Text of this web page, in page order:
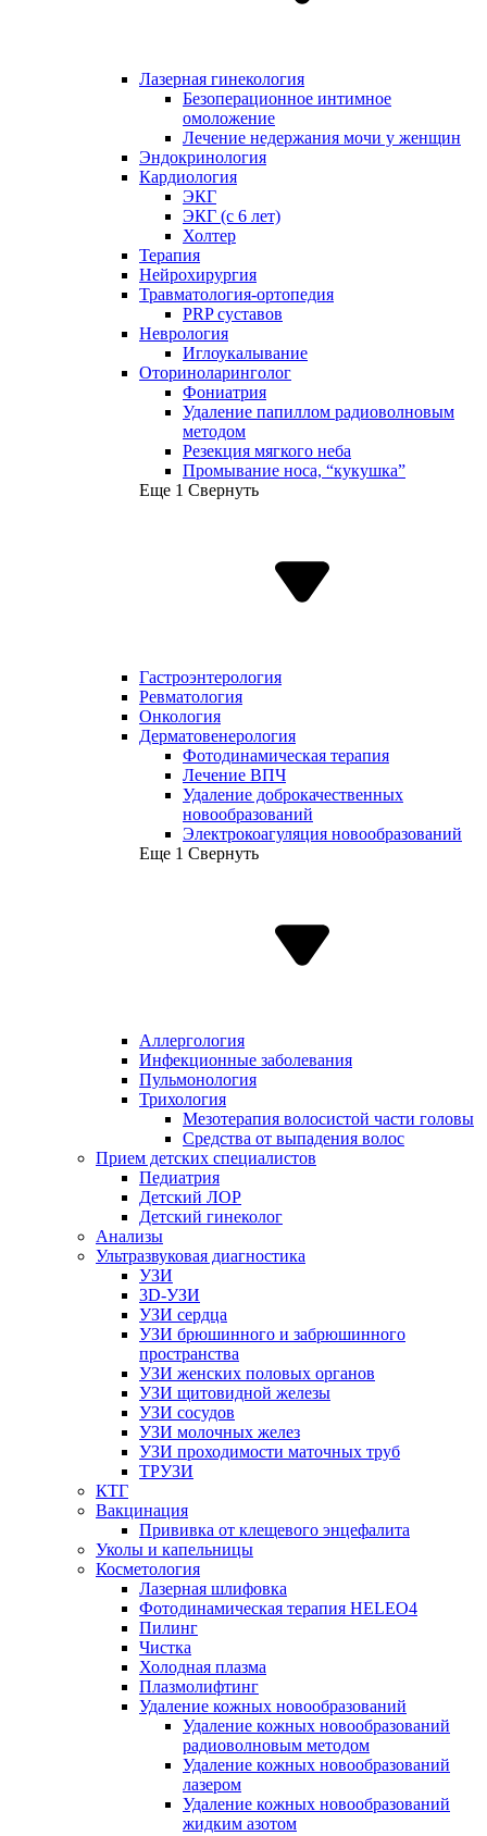
Лазерная гинекология
Безоперационное интимное
омоложение
Лечение недержания мочи у женщин
Эндокринология
Кардиология
ЭКГ
ЭКГ (с 6 лет)
Холтер
Терапия
Нейрохирургия
Травматология-ортопедия
PRP суставов
Неврология
Иглоукалывание
Оториноларинголог
Фониатрия
Удаление папиллом радиоволновым
методом
Резекция мягкого неба
Промывание носа, “кукушка”
Еще 1 Свернуть
Гастроэнтерология
Ревматология
Онкология
Дерматовенерология
Фотодинамическая терапия
Лечение ВПЧ
Удаление доброкачественных
новообразований
Электрокоагуляция новообразований
Еще 1 Свернуть
Аллергология
Инфекционные заболевания
Пульмонология
Трихология
Мезотерапия волосистой части головы
Средства от выпадения волос
Прием детских специалистов
Педиатрия
Детский ЛОР
Детский гинеколог
Анализы
Ультразвуковая диагностика
УЗИ
3D-УЗИ
УЗИ сердца
УЗИ брюшинного и забрюшинного
пространства
УЗИ женских половых органов
УЗИ щитовидной железы
УЗИ сосудов
УЗИ молочных желез
УЗИ проходимости маточных труб
ТРУЗИ
КТГ
Вакцинация
Прививка от клещевого энцефалита
Уколы и капельницы
Косметология
Лазерная шлифовка
Фотодинамическая терапия HELEO4
Пилинг
Чистка
Холодная плазма
Плазмолифтинг
Удаление кожных новообразований
Удаление кожных новообразований
радиоволновым методом
Удаление кожных новообразований
лазером
Удаление кожных новообразований
жидким азотом